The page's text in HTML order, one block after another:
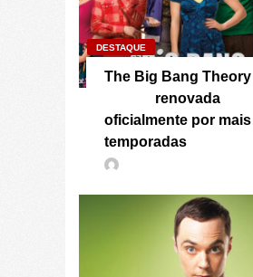
DESTAQUE
The Big Bang Theory
renovada
oficialmente por
temporadas